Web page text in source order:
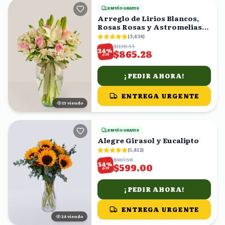
14 viendo
ENVÍO GRATIS
Arreglo de Lirios Blancos,
Rosas Rosas y Astromelias
en Florero
(3,436)
24%
OFF
$1138.53
$865.28
¡PEDIR AHORA!
ENTREGA URGENTE
24 viendo
ENVÍO GRATIS
Alegre Girasol y Eucalipto
(5,812)
34%
OFF
$907.58
$599.00
¡PEDIR AHORA!
ENTREGA URGENTE